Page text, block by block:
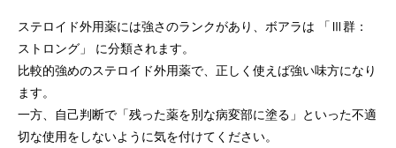
ステロイド外用薬には強さのランクがあり、ボアラは 「Ⅲ群：
ストロング」 に分類されます。
比較的強めのステロイド外用薬で、正しく使えば強い味方になり
ます。
一方、自己判断で「残った薬を別な病変部に塗る」といった不適
切な使用をしないように気を付けてください。